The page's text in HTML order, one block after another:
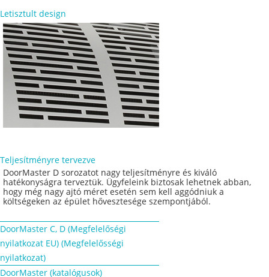
Letisztult design
Teljesítményre tervezve
DoorMaster D sorozatot nagy teljesítményre és kiváló
hatékonyságra terveztük. Ügyfeleink biztosak lehetnek abban,
hogy még nagy ajtó méret esetén sem kell aggódniuk a
költségeken az épület hővesztesége szempontjából.
DoorMaster C, D (Megfelelőségi
nyilatkozat EU) (Megfelelősségi
nyilatkozat)
DoorMaster (katalógusok)